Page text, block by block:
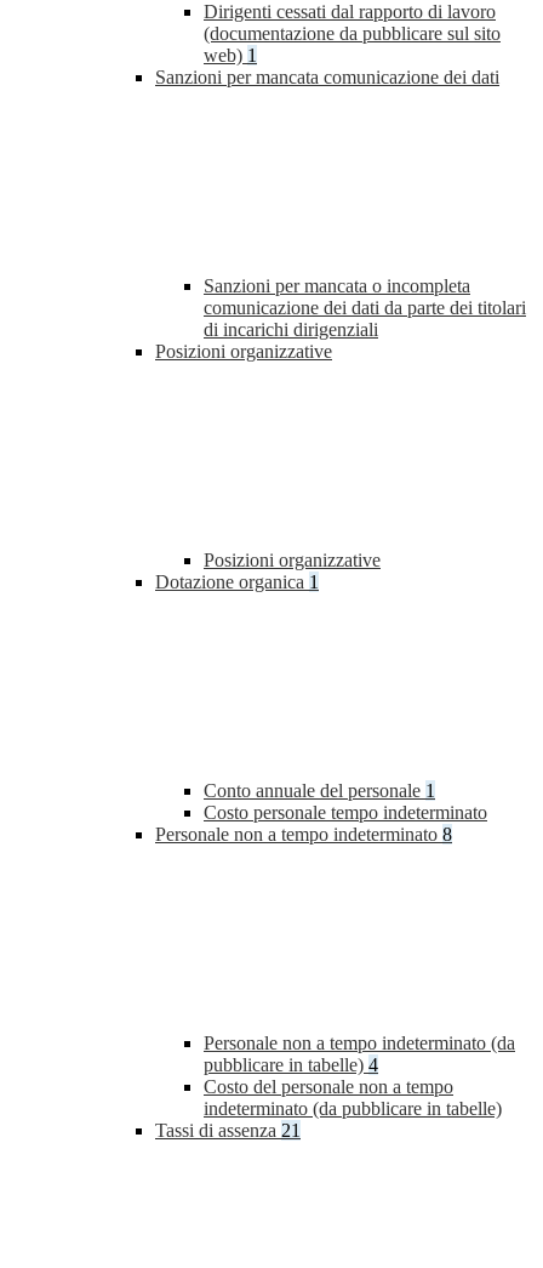
Dirigenti cessati dal rapporto di lavoro
(documentazione da pubblicare sul sito
web) 1
Sanzioni per mancata comunicazione dei dati
Sanzioni per mancata o incompleta
comunicazione dei dati da parte dei titolari
di incarichi dirigenziali
Posizioni organizzative
Posizioni organizzative
Dotazione organica 1
Conto annuale del personale 1
Costo personale tempo indeterminato
Personale non a tempo indeterminato 8
Personale non a tempo indeterminato (da
pubblicare in tabelle) 4
Costo del personale non a tempo
indeterminato (da pubblicare in tabelle)
Tassi di assenza 21